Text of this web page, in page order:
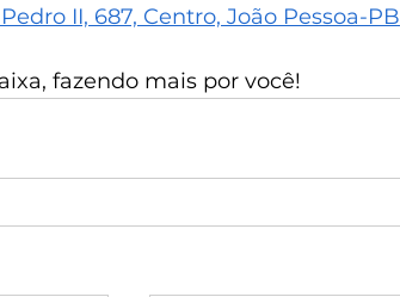
II, 687, Centro, João Pessoa-PB
fazendo mais por você!